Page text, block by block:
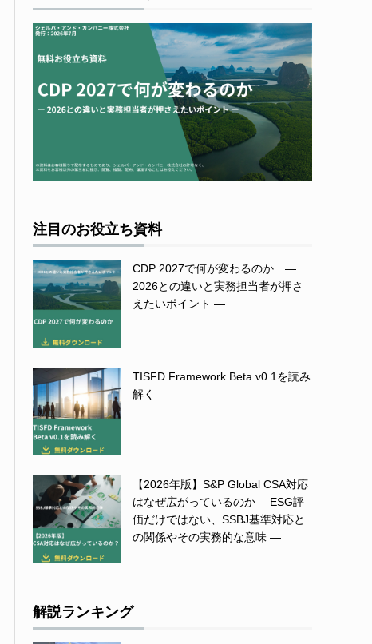
注目のお役立ち資料
CDP 2027で何が変わるのか ―
2026との違いと実務担当者が押さ
えたいポイント ―
TISFD Framework Beta v0.1を読み
解く
【2026年版】S&P Global CSA対応
はなぜ広がっているのか― ESG評
価だけではない、SSBJ基準対応と
の関係やその実務的な意味 ―
解説ランキング